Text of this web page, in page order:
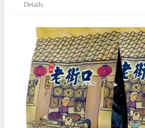
Details